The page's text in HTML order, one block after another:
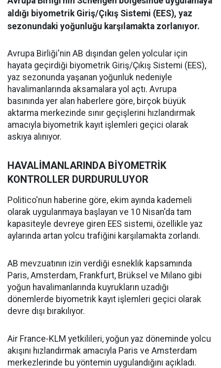
aldığı biyometrik Giriş/Çıkış Sistemi (EES), yaz
sezonundaki yoğunluğu karşılamakta zorlanıyor.
Avrupa Birliği'nin AB dışından gelen yolcular için
hayata geçirdiği biyometrik Giriş/Çıkış Sistemi (EES),
yaz sezonunda yaşanan yoğunluk nedeniyle
havalimanlarında aksamalara yol açtı. Avrupa
basınında yer alan haberlere göre, birçok büyük
aktarma merkezinde sınır geçişlerini hızlandırmak
amacıyla biyometrik kayıt işlemleri geçici olarak
askıya alınıyor.
HAVALİMANLARINDA BİYOMETRİK
KONTROLLER DURDURULUYOR
Politico'nun haberine göre, ekim ayında kademeli
olarak uygulanmaya başlayan ve 10 Nisan'da tam
kapasiteyle devreye giren EES sistemi, özellikle yaz
aylarında artan yolcu trafiğini karşılamakta zorlandı.
AB mevzuatının izin verdiği esneklik kapsamında
Paris, Amsterdam, Frankfurt, Brüksel ve Milano gibi
yoğun havalimanlarında kuyrukların uzadığı
dönemlerde biyometrik kayıt işlemleri geçici olarak
devre dışı bırakılıyor.
Air France-KLM yetkilileri, yoğun yaz döneminde yolcu
akışını hızlandırmak amacıyla Paris ve Amsterdam
merkezlerinde bu yöntemin uygulandığını açıkladı.